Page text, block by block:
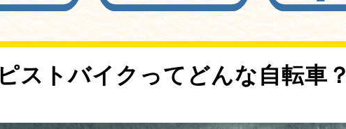
ピストバイクってどんな自転車？